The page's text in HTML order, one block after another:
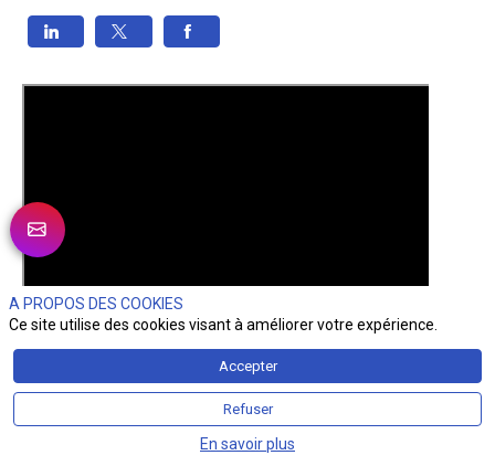
A PROPOS DES COOKIES
Ce site utilise des cookies visant à améliorer votre expérience.
Accepter
Refuser
En savoir plus